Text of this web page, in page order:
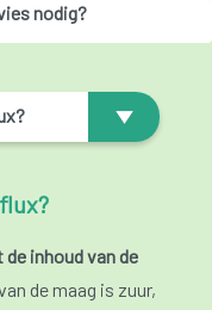
nodig?
inhoud van de
de maag is zuur,